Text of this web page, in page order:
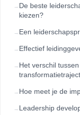
De beste
kiezen?
Een
Effectief
Het verschil
transformatietraject
Hoe meet je de
Leadership